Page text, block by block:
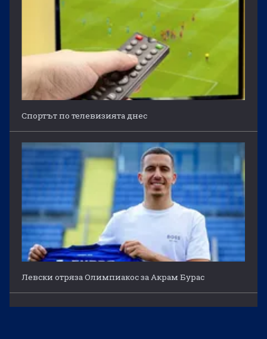
Спортът по телевизията днес
Левски отряза Олимпиакос за Акрам Бурас